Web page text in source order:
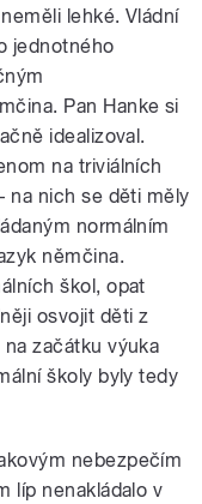
lehké. Vládní
jednotného
Pan Hanke si
idealizoval.
na triviálních
na nich se děti měly
normálním
němčina.
škol, opat
osvojit děti z
začátku výuka
školy byly tedy
nebezpečím
líp nenakládalo v